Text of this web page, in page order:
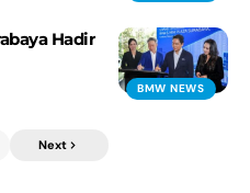
BMW NEWS
Hadir
Next